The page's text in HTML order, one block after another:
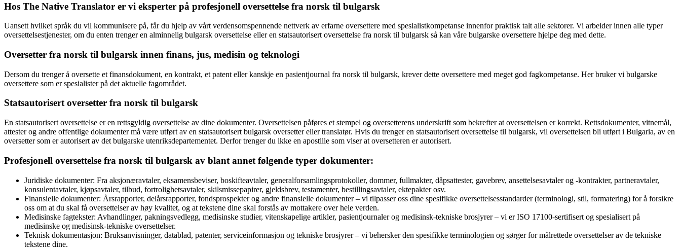
Hos The Native Translator er vi eksperter på profesjonell oversettelse fra norsk til bulgarsk
Uansett hvilket språk du vil kommunisere på, får du hjelp av vårt verdensomspennende nettverk av erfarne oversettere med spesialistkompetanse innenfor praktisk talt alle sektorer. Vi arbeider innen alle typer
oversettelsestjenester, om du enten trenger en alminnelig bulgarsk oversettelse eller en statsautorisert oversettelse fra norsk til bulgarsk så kan våre bulgarske oversettere hjelpe deg med dette.
Oversetter fra norsk til bulgarsk innen finans, jus, medisin og teknologi
Dersom du trenger å oversette et finansdokument, en kontrakt, et patent eller kanskje en pasientjournal fra norsk til bulgarsk, krever dette oversettere med meget god fagkompetanse. Her bruker vi bulgarske
oversettere som er spesialister på det aktuelle fagområdet.
Statsautorisert oversetter fra norsk til bulgarsk
En statsautorisert oversettelse er en rettsgyldig oversettelse av dine dokumenter. Oversettelsen påføres et stempel og oversetterens underskrift som bekrefter at oversettelsen er korrekt. Rettsdokumenter, vitnemål,
attester og andre offentlige dokumenter må være utført av en statsautorisert bulgarsk oversetter eller translatør. Hvis du trenger en statsautorisert oversettelse til bulgarsk, vil oversettelsen bli utført i Bulgaria, av en
oversetter som er autorisert av det bulgarske utenriksdepartementet. Derfor trenger du ikke en apostille som viser at oversetteren er autorisert.
Profesjonell oversettelse fra norsk til bulgarsk av blant annet følgende typer dokumenter:
Juridiske dokumenter: Fra aksjonæravtaler, eksamensbeviser, boskifteavtaler, generalforsamlingsprotokoller, dommer, fullmakter, dåpsattester, gavebrev, ansettelsesavtaler og -kontrakter, partneravtaler,
konsulentavtaler, kjøpsavtaler, tilbud, fortrolighetsavtaler, skilsmissepapirer, gjeldsbrev, testamenter, bestillingsavtaler, ektepakter osv.
Finansielle dokumenter: Årsrapporter, delårsrapporter, fondsprospekter og andre finansielle dokumenter – vi tilpasser oss dine spesifikke oversettelsesstandarder (terminologi, stil, formatering) for å forsikre
oss om at du skal få oversettelser av høy kvalitet, og at tekstene dine skal forstås av mottakere over hele verden.
Medisinske fagtekster: Avhandlinger, pakningsvedlegg, medisinske studier, vitenskapelige artikler, pasientjournaler og medisinsk-tekniske brosjyrer – vi er ISO 17100-sertifisert og spesialisert på
medisinske og medisinsk-tekniske oversettelser.
Teknisk dokumentasjon: Bruksanvisninger, datablad, patenter, serviceinformasjon og tekniske brosjyrer – vi behersker den spesifikke terminologien og sørger for målrettede oversettelser av de tekniske
tekstene dine.